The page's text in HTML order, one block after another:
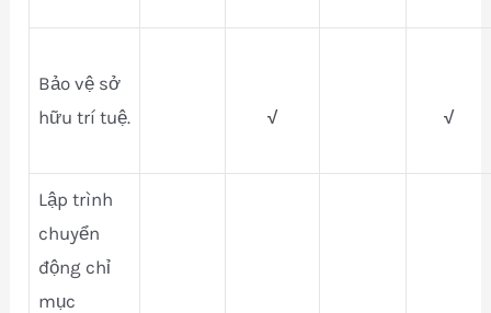
Bảo vệ sở
hữu trí tuệ.
√ √
Lập trình
chuyển
động chỉ
mục